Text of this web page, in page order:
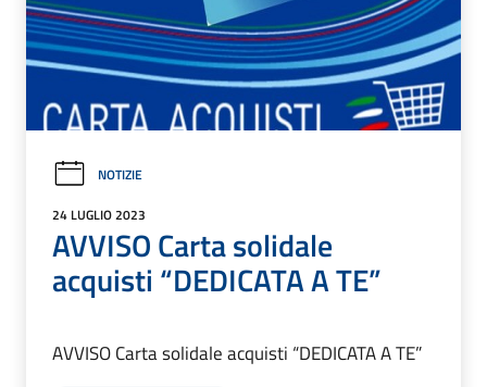
NOTIZIE
24 LUGLIO 2023
AVVISO Carta solidale
acquisti “DEDICATA A TE”
AVVISO Carta solidale acquisti “DEDICATA A TE”